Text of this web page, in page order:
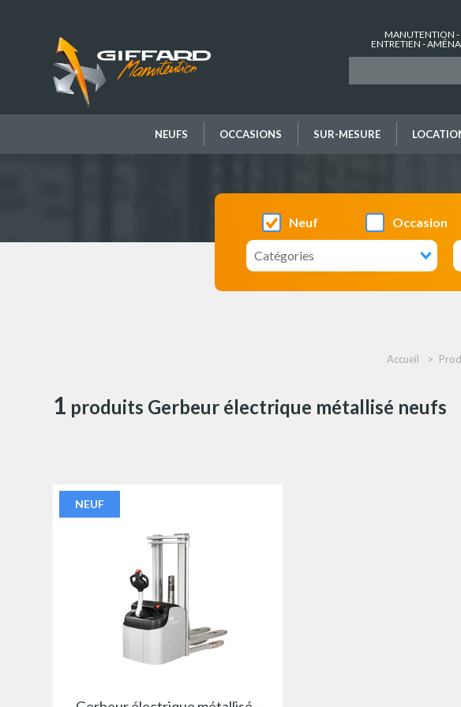
MANUTENTION -
ENTRETIEN -
NEUFS OCCASIONS SUR-MESURE
Neuf Occasion
Accueil
1 produits Gerbeur électrique métallisé neufs
NEUF